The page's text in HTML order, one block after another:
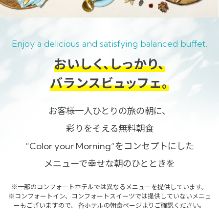
Enjoy a delicious and satisfying balanced buffet.
おいしく、しっかり、
バランスビュッフェ。
お客様一人ひとりの旅の朝に、
彩りをそえる無料朝食
“Color your Morning”をコンセプトにした
メニューで幸せな朝のひとときを
※一部のコンフォートホテルでは異なるメニューを提供しています。
※コンフォートイン、コンフォートスイーツでは提供していないメニュ
ーもございますので、
各ホテルの朝食ページよりご確認ください。